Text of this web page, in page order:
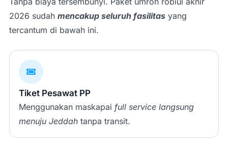
2026 sudah mencakup seluruh fasilitas yang
tercantum di bawah ini.
Tiket Pesawat PP
Menggunakan maskapai full service langsung
menuju Jeddah tanpa transit.